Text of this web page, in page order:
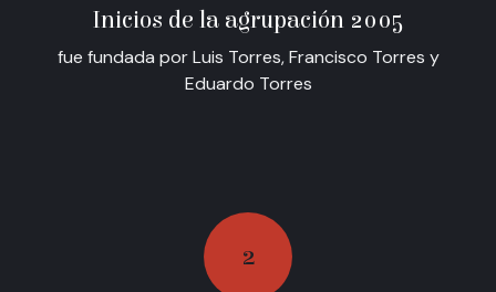
Inicios de la agrupación 2005
fue fundada por Luis Torres, Francisco Torres y
Eduardo Torres
2